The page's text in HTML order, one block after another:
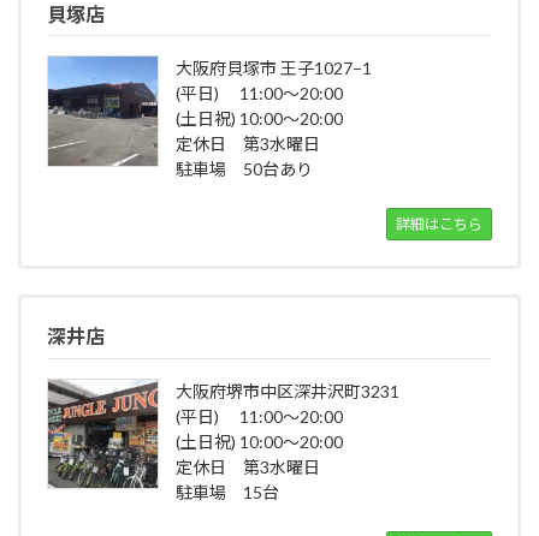
貝塚店
大阪府貝塚市 王子1027−1
(平日) 11:00～20:00
(土日祝) 10:00～20:00
定休日 第3水曜日
駐車場 50台あり
詳細はこちら
深井店
大阪府堺市中区深井沢町3231
(平日) 11:00～20:00
(土日祝) 10:00～20:00
定休日 第3水曜日
駐車場 15台